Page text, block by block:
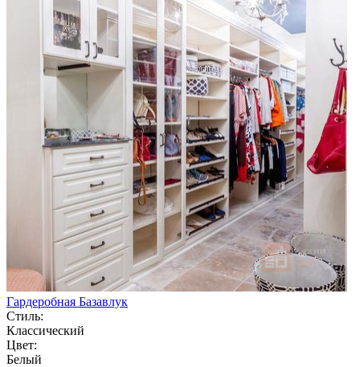
Гардеробная Базавлук
Стиль:
Классический
Цвет:
Белый